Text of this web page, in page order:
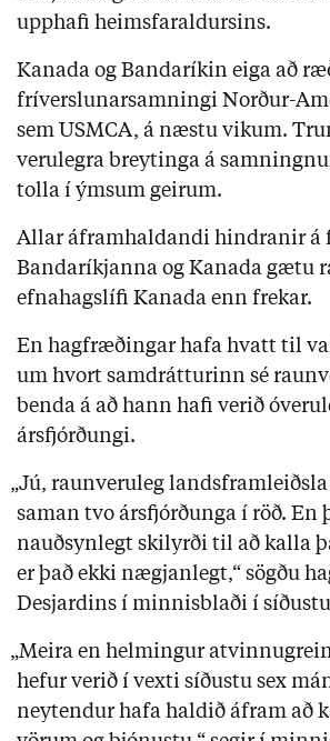
upphafi heimsfaraldursins.
Kanada og Bandaríkin eiga að
fríverslunarsamningi Norður-
sem USMCA, á næstu vikum.
verulegra breytinga á
tolla í ýmsum geirum.
Allar áframhaldandi hindranir
Bandaríkjanna og Kanada gætu
efnahagslífi Kanada enn frekar.
En hagfræðingar hafa hvatt til
um hvort samdrátturinn sé
benda á að hann hafi verið
ársfjórðungi.
„Jú, raunveruleg
saman tvo ársfjórðunga í röð. En
nauðsynlegt skilyrði til að kalla
er það ekki nægjanlegt,“ sögðu
Desjardins í minnisblaði í
„Meira en helmingur
hefur verið í vexti síðustu sex
neytendur hafa haldið áfram að